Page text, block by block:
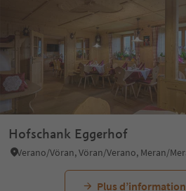
Hofschank Eggerhof
Plus d’information